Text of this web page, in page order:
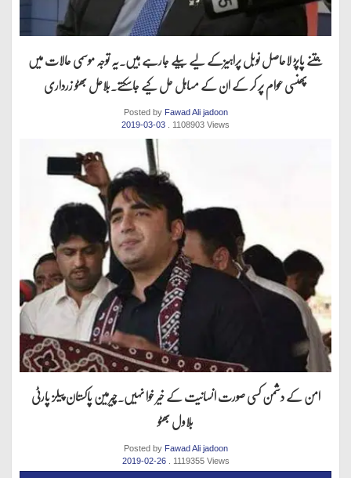
جتنے پاپڑ لاحاصل نوبل پراہیزکے لیے بیلے جارہے ہیں.یہ توجہ موسمی حالات میں
پھنسی عوام پر کر کے ان کے مساہل حل کیے جاسکتے.بلاعل بھٹو زرداری
Posted by Fawad Ali jadoon
2019-03-03
. 1108903 Views
امن کے دشمن کسی صورت انسانیت کے خیر خوا نہیں.چیرمین پاکستان پیلز پارٹی
بلاول بھٹو
Posted by Fawad Ali jadoon
2019-02-26 . 1119355 Views